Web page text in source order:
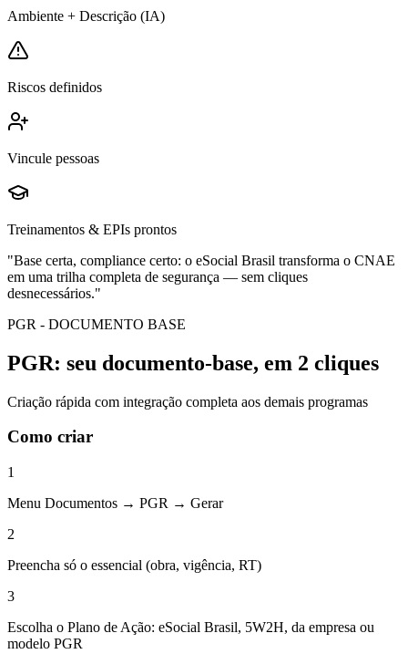
Ambiente + Descrição (IA)
Riscos definidos
Vincule pessoas
Treinamentos & EPIs prontos
"Base certa, compliance certo: o eSocial Brasil transforma o CNAE
em uma trilha completa de segurança — sem cliques
desnecessários."
PGR - DOCUMENTO BASE
PGR: seu documento-base, em 2 cliques
Criação rápida com integração completa aos demais programas
Como criar
1
Menu Documentos → PGR → Gerar
2
Preencha só o essencial (obra, vigência, RT)
3
Escolha o Plano de Ação: eSocial Brasil, 5W2H, da empresa ou
modelo PGR